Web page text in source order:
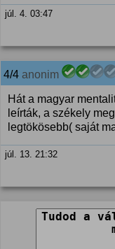
júl. 4. 03:47
4/4 anonim
Hát a magyar
leírták, a székely
legtökösebb( saját
júl. 13. 21:32